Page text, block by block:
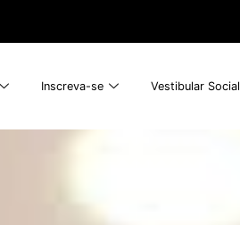
Inscreva-se Vestibular Social